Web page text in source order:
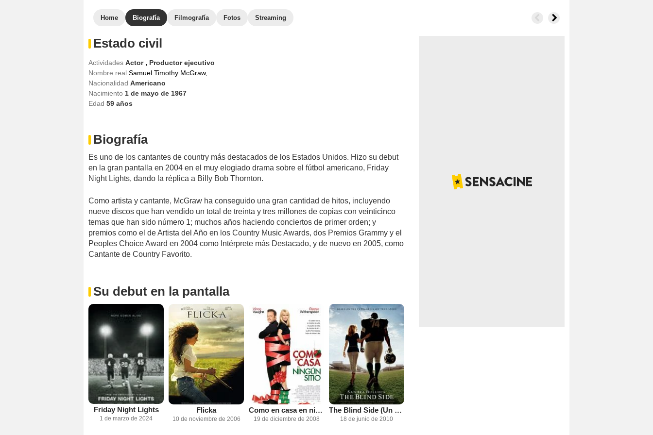
Home Biografía Filmografía Fotos Streaming
Estado civil
Actividades Actor , Productor ejecutivo
Nombre real Samuel Timothy McGraw,
Nacionalidad Americano
Nacimiento 1 de mayo de 1967
Edad 59 años
Biografía
Es uno de los cantantes de country más destacados de los Estados Unidos. Hizo su debut
en la gran pantalla en 2004 en el muy elogiado drama sobre el fútbol americano, Friday
Night Lights, dando la réplica a Billy Bob Thornton.
Como artista y cantante, McGraw ha conseguido una gran cantidad de hitos, incluyendo
nueve discos que han vendido un total de treinta y tres millones de copias con veinticinco
temas que han sido número 1; muchos años haciendo conciertos de primer orden; y
premios como el de Artista del Año en los Country Music Awards, dos Premios Grammy y el
Peoples Choice Award en 2004 como Intérprete más Destacado, y de nuevo en 2005, como
Cantante de Country Favorito.
Su debut en la pantalla
Friday Night Lights
1 de marzo de 2024
Flicka
10 de noviembre de 2006
Como en casa en ningún sitio
19 de diciembre de 2008
The Blind Side (Un sueño posible)
18 de junio de 2010